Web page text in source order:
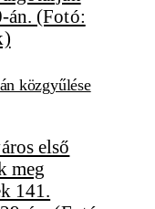
közgyűlése